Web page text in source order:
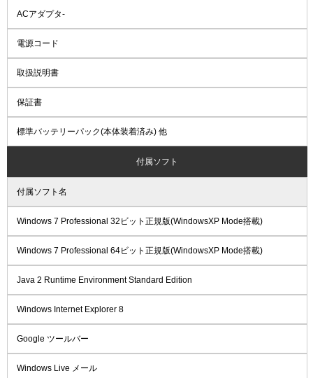
ACアダプタ-
電源コード
取扱説明書
保証書
標準バッテリーパック(本体装着済み) 他
付属ソフト
付属ソフト名
Windows 7 Professional 32ビット正規版(WindowsXP Mode搭載)
Windows 7 Professional 64ビット正規版(WindowsXP Mode搭載)
Java 2 Runtime Environment Standard Edition
Windows Internet Explorer 8
Google ツールバー
Windows Live メール